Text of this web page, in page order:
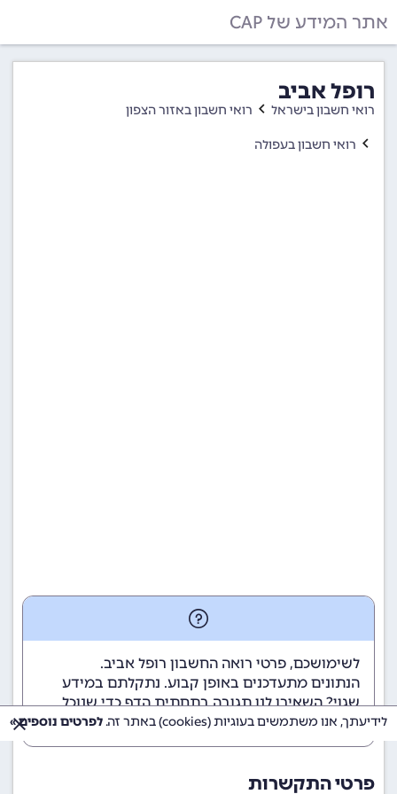
אתר המידע של CAP
רופל אביב
רואי חשבון בישראל רואי חשבון באזור הצפון
רואי חשבון בעפולה
לשימושכם, פרטי רואה החשבון רופל אביב.
הנתונים מתעדכנים באופן קבוע. נתקלתם במידע
שגוי? השאירו לנו תגובה בתחתית הדף כדי שנוכל
לטפל בבעיה בהקדם.
פרטי התקשרות
לידיעתך, אנו משתמשים בעוגיות (cookies) באתר זה. לפרטים נוספים »